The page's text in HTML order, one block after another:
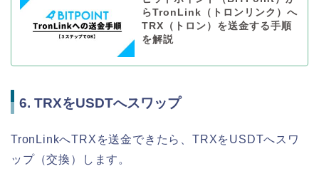
らTronLink（トロンリンク）へ
TRX（トロン）を送金する手順
を解説
6. TRXをUSDTへスワップ
TronLinkへTRXを送金できたら、TRXをUSDTへスワ
ップ（交換）します。